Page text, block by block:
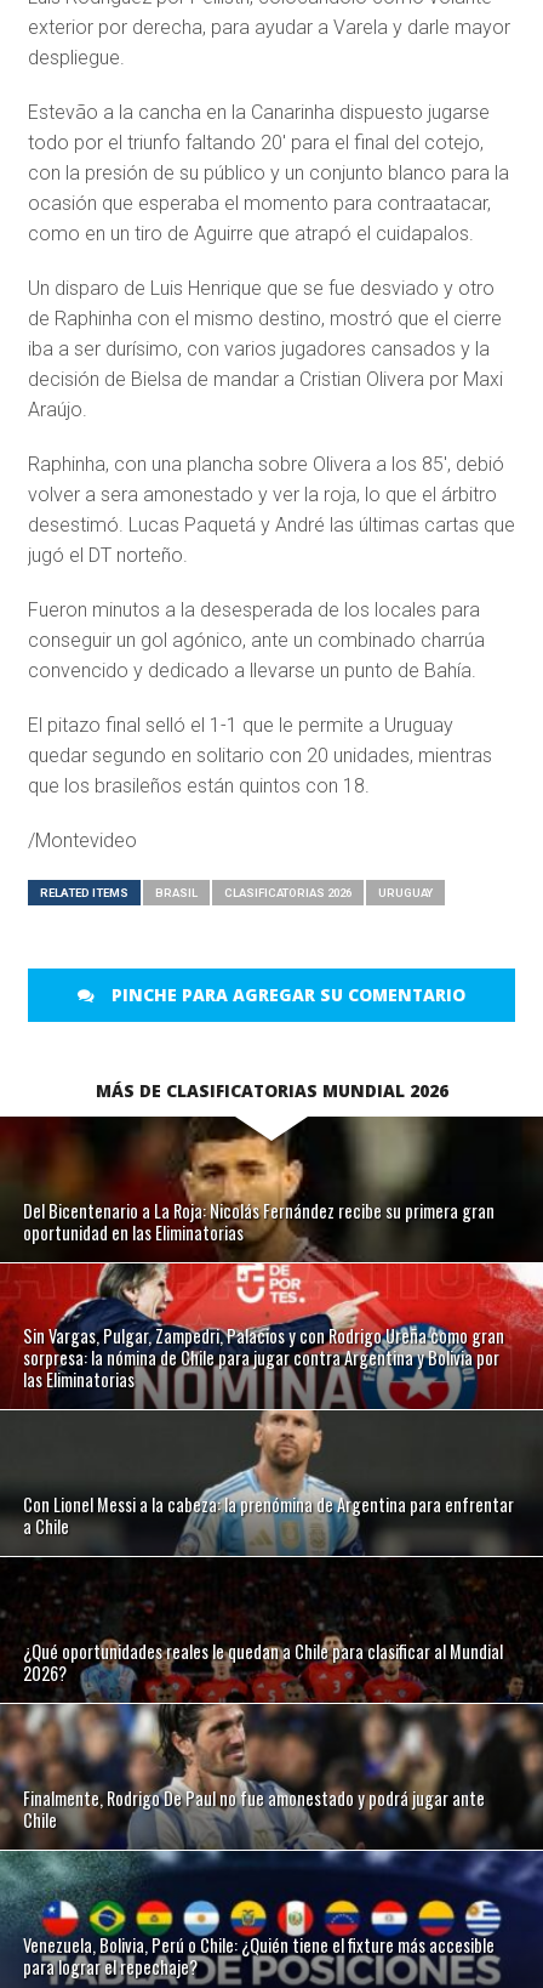
exterior por derecha, para ayudar a Varela y darle mayor
despliegue.
Estevão a la cancha en la Canarinha dispuesto jugarse
todo por el triunfo faltando 20′ para el final del cotejo,
con la presión de su público y un conjunto blanco para la
ocasión que esperaba el momento para contraatacar,
como en un tiro de Aguirre que atrapó el cuidapalos.
Un disparo de Luis Henrique que se fue desviado y otro
de Raphinha con el mismo destino, mostró que el cierre
iba a ser durísimo, con varios jugadores cansados y la
decisión de Bielsa de mandar a Cristian Olivera por Maxi
Araújo.
Raphinha, con una plancha sobre Olivera a los 85′, debió
volver a sera amonestado y ver la roja, lo que el árbitro
desestimó. Lucas Paquetá y André las últimas cartas que
jugó el DT norteño.
Fueron minutos a la desesperada de los locales para
conseguir un gol agónico, ante un combinado charrúa
convencido y dedicado a llevarse un punto de Bahía.
El pitazo final selló el 1-1 que le permite a Uruguay
quedar segundo en solitario con 20 unidades, mientras
que los brasileños están quintos con 18.
/Montevideo
RELATED ITEMS BRASIL CLASIFICATORIAS 2026 URUGUAY
PINCHE PARA AGREGAR SU COMENTARIO
MÁS DE CLASIFICATORIAS MUNDIAL 2026
Del Bicentenario a La Roja: Nicolás Fernández recibe su primera gran
oportunidad en las Eliminatorias
Sin Vargas, Pulgar, Zampedri, Palacios y con Rodrigo Ureña como gran
sorpresa: la nómina de Chile para jugar contra Argentina y Bolivia por
las Eliminatorias
Con Lionel Messi a la cabeza: la prenómina de Argentina para enfrentar
a Chile
¿Qué oportunidades reales le quedan a Chile para clasificar al Mundial
2026?
Finalmente, Rodrigo De Paul no fue amonestado y podrá jugar ante
Chile
Venezuela, Bolivia, Perú o Chile: ¿Quién tiene el fixture más accesible
para lograr el repechaje?